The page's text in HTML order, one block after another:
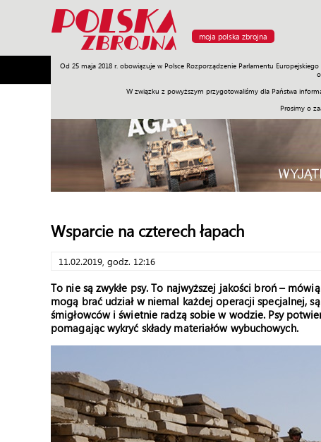
moja polska zbrojna
Od 25 maja 2018 r. obowiązuje w Polsce Rozporządzenie Parlamentu
W związku z powyższym przygotowaliśmy dla Państwa
Prosimy o
Armia Poligon Sprzęt Misje Polityka Prawo
Wsparcie na czterech łapach
11.02.2019, godz. 12:16
To nie są zwykłe psy. To najwyższej jakości broń –
mogą brać udział w niemal każdej operacji specjalnej,
śmigłowców i świetnie radzą sobie w wodzie. Psy
pomagając wykryć składy materiałów wybuchowych.